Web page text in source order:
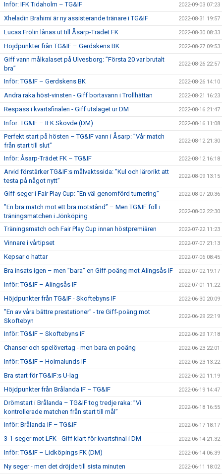
Inför: IFK Tidaholm – TG&IF 2022-09-03 07:23
Xheladin Brahimi är ny assisterande tränare i TG&IF 2022-08-31 19:57
Lucas Frölin lånas ut till Åsarp-Trädet FK 2022-08-30 08:33
Höjdpunkter från TG&IF – Gerdskens BK 2022-08-27 09:53
Giff vann målkalaset på Ulvesborg: ”Första 20 var brutalt
bra”
2022-08-26 22:57
Inför: TG&IF – Gerdskens BK 2022-08-26 14:10
Andra raka höst-vinsten - Giff bortavann i Trollhättan 2022-08-21 16:23
Respass i kvartsfinalen - Giff utslaget ur DM 2022-08-16 21:47
Inför: TG&IF – IFK Skövde (DM) 2022-08-16 11:08
Perfekt start på hösten – TG&IF vann i Åsarp: ”Vår match
från start till slut”
2022-08-12 21:30
Inför: Åsarp-Trädet FK – TG&IF 2022-08-12 16:18
Arvid förstärker TG&IF:s målvaktssida: ”Kul och lärorikt att
testa på något nytt”
2022-08-09 13:15
Giff-seger i Fair Play Cup: ”En väl genomförd turnering” 2022-08-07 20:36
”En bra match mot ett bra motstånd” – Men TG&IF föll i
träningsmatchen i Jönköping
2022-08-02 22:30
Träningsmatch och Fair Play Cup innan höstpremiären 2022-07-22 11:23
Vinnare i vårtipset 2022-07-07 21:13
Kepsar o hattar 2022-07-06 08:45
Bra insats igen – men ”bara” en Giff-poäng mot Alingsås IF 2022-07-02 19:17
Inför: TG&IF – Alingsås IF 2022-07-01 11:22
Höjdpunkter från TG&IF - Skoftebyns IF 2022-06-30 20:09
"En av våra bättre prestationer" - tre Giff-poäng mot
Skoftebyn
2022-06-29 22:19
Inför: TG&IF – Skoftebyns IF 2022-06-29 17:18
Chanser och spelövertag - men bara en poäng 2022-06-23 22:01
Inför: TG&IF – Holmalunds IF 2022-06-23 13:22
Bra start för TG&IF:s U-lag 2022-06-20 11:19
Höjdpunkter från Brålanda IF – TG&IF 2022-06-19 14:47
Drömstart i Brålanda – TG&IF tog tredje raka: ”Vi
kontrollerade matchen från start till mål”
2022-06-18 16:55
Inför: Brålanda IF – TG&IF 2022-06-17 18:17
3-1-seger mot LFK - Giff klart för kvartsfinal i DM 2022-06-14 21:32
Inför: TG&IF – Lidköpings FK (DM) 2022-06-14 06:39
Ny seger - men det dröjde till sista minuten 2022-06-11 18:02